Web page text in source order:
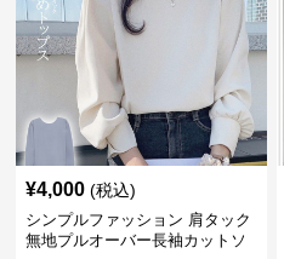
¥4,000 (税込)
シンプルファッション 肩タック
無地プルオーバー長袖カットソ